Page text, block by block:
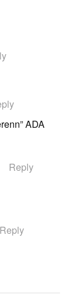
ADA
Reply
Reply